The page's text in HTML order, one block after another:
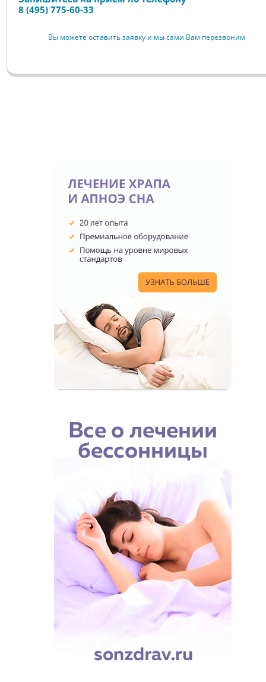
8 (495) 775-60-33
Вы можете оставить заявку и мы сами Вам перезвоним